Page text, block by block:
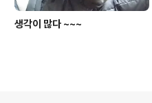
생각이 많다 ~~~